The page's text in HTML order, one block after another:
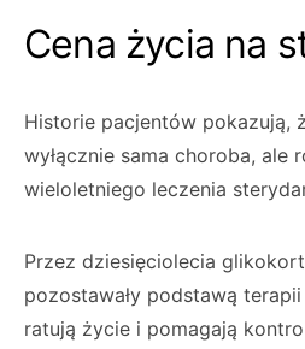
Cena życia na
Historie pacjentów pokazują,
wyłącznie sama choroba, ale
wieloletniego leczenia
Przez dziesięciolecia
pozostawały podstawą
ratują życie i pomagają